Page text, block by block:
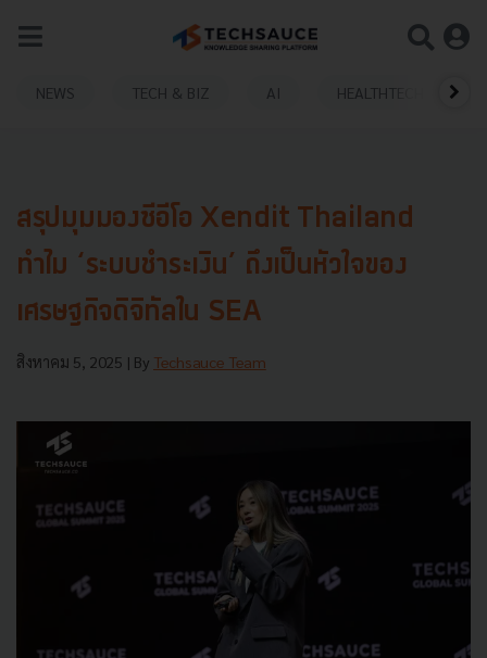
NEWS TECH & BIZ AI HEALTHTECH
สรุปมุมมองซีอีโอ Xendit Thailand
ทำไม ‘ระบบชำระเงิน’ ถึงเป็นหัวใจของ
เศรษฐกิจดิจิทัลใน SEA
สิงหาคม 5, 2025 | By Techsauce Team